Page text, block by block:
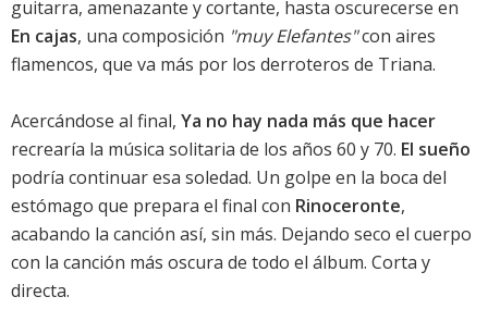
guitarra, amenazante y cortante, hasta oscurecerse en
En cajas, una composición "muy Elefantes"con aires
flamencos, que va más por los derroteros de Triana.
Acercándose al final, Ya no hay nada más que hacer
recrearía la música solitaria de los años 60 y 70. El sueño
podría continuar esa soledad. Un golpe en la boca del
estómago que prepara el final con Rinoceronte,
acabando la canción así, sin más. Dejando seco el cuerpo
con la canción más oscura de todo el álbum. Corta y
directa.